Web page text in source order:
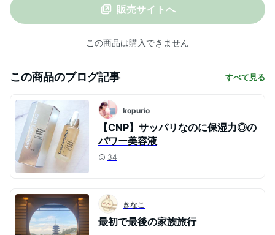
販売サイトへ
この商品は購入できません
この商品のブログ記事 すべて見る
kopurio
【CNP】サッパリなのに保湿力◎の
パワー美容液
34
きなこ‪‬
最初で最後の家族旅行